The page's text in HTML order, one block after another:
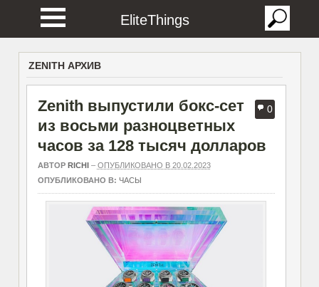
EliteThings
ZENITH АРХИВ
0
Zenith выпустили бокс-сет
из восьми разноцветных
часов за 128 тысяч долларов
АВТОР RICHI– ОПУБЛИКОВАНО В 20.02.2023
ОПУБЛИКОВАНО В: ЧАСЫ